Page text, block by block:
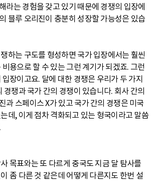
라는 경험을 갖고 있기 때문에 경쟁의 입장에
블루 오리진이 충분히 성장할 가능성은 있습
하는 구도를 형성하면 국가 입장에서는 훨씬
용으로 할 수 있는 그런 계기가 되겠죠. 그런
장이고요. 달에 대한 경쟁은 우리가 두 가지
경쟁과 국가 간의 경쟁이 있습니다. 회사 간의
과 스페이스 X가 있고 국가 간의 경쟁은 미국
데, 이게 점차 격화되고 있는 형국이라고 말씀
목표와는 또 다르게 중국도 지금 달 탐사를
좀 다른 것 같은데 어떻게 다른지도 한번 설